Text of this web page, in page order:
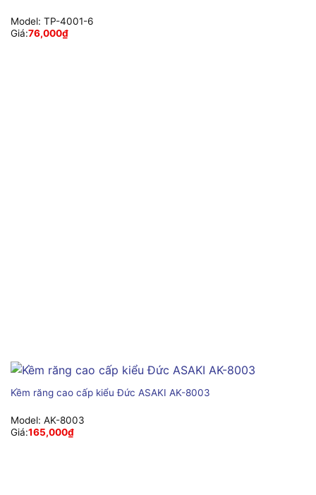
Model: TP-4001-6
Giá:76,000₫
Kềm răng cao cấp kiểu Đức ASAKI AK-8003
Model: AK-8003
Giá:165,000₫